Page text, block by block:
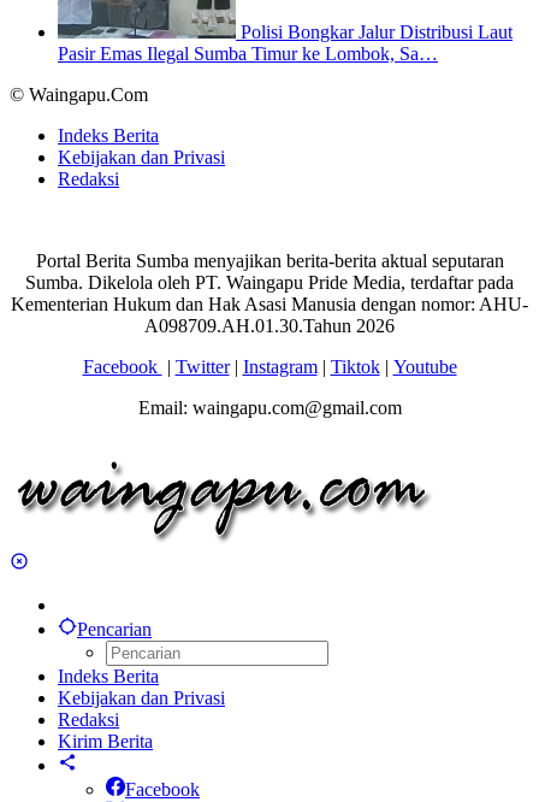
Polisi Bongkar Jalur Distribusi Laut
Pasir Emas Ilegal Sumba Timur ke Lombok, Sa…
© Waingapu.Com
Indeks Berita
Kebijakan dan Privasi
Redaksi
Portal Berita Sumba menyajikan berita-berita aktual seputaran
Sumba. Dikelola oleh PT. Waingapu Pride Media, terdaftar pada
Kementerian Hukum dan Hak Asasi Manusia dengan nomor: AHU-
A098709.AH.01.30.Tahun 2026
Facebook | Twitter| Instagram| Tiktok| Youtube
Email: waingapu.com@gmail.com
Pencarian
Indeks Berita
Kebijakan dan Privasi
Redaksi
Kirim Berita
Facebook